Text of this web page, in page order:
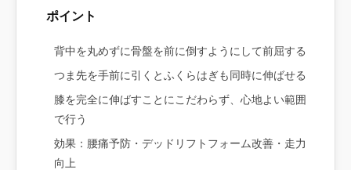
ポイント
背中を丸めずに骨盤を前に倒すようにして前屈する
つま先を手前に引くとふくらはぎも同時に伸ばせる
膝を完全に伸ばすことにこだわらず、心地よい範囲
で行う
効果：腰痛予防・デッドリフトフォーム改善・走力
向上